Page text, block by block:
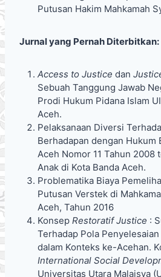
Putusan Hakim Mahkamah
Jurnal yang Pernah Diterbitkan:
Access to Justice dan
Sebuah Tanggung Jawab
Prodi Hukum Pidana Islam
Aceh.
Pelaksanaan Diversi
Berhadapan dengan Hukum
Aceh Nomor 11 Tahun 2008
Anak di Kota Banda Aceh.
Problematika Biaya
Putusan Verstek di
Aceh, Tahun 2016
Konsep Restoratif Justice :
Terhadap Pola
dalam Konteks ke-Acehan.
International Social
Universitas Utara Malaisya